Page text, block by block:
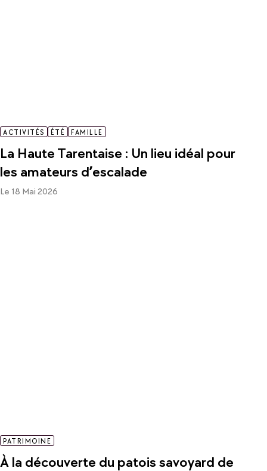
ACTIVITÉS ÉTÉ FAMILLE
La Haute Tarentaise : Un lieu idéal pour
les amateurs d’escalade
Le 18 Mai 2026
PATRIMOINE
À la découverte du patois savoyard de